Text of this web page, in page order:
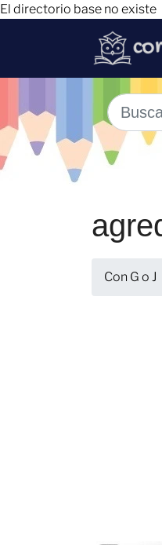
El directorio base no existe
Con G o J